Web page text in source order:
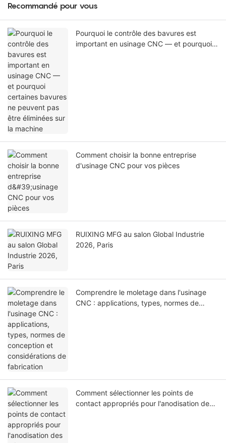
Recommandé pour vous
Pourquoi le contrôle des bavures est
important en usinage CNC — et pourquoi
Comment choisir la bonne entreprise
d'usinage CNC pour vos pièces
RUIXING MFG au salon Global Industrie
2026, Paris
Comprendre le moletage dans l'usinage
CNC : applications, types, normes de
Comment sélectionner les points de
contact appropriés pour l'anodisation des